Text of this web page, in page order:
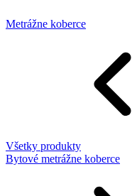
Metrážne koberce
Všetky produkty
Bytové metrážne koberce